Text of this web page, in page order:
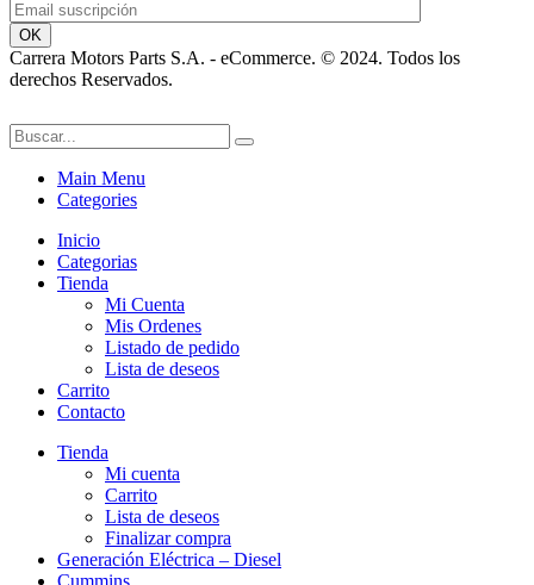
Carrera Motors Parts S.A. - eCommerce. © 2024. Todos los
derechos Reservados.
Main Menu
Categories
Inicio
Categorias
Tienda
Mi Cuenta
Mis Ordenes
Listado de pedido
Lista de deseos
Carrito
Contacto
Tienda
Mi cuenta
Carrito
Lista de deseos
Finalizar compra
Generación Eléctrica – Diesel
Cummins